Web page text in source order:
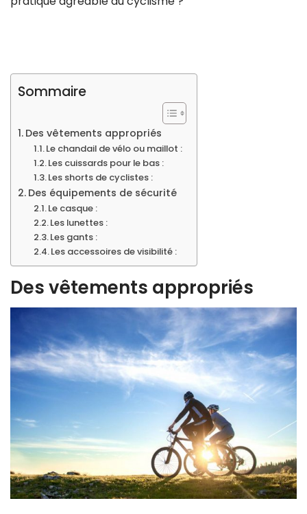
Sommaire
Des vêtements appropriés
Le chandail de vélo ou maillot :
Les cuissards pour le bas :
Les shorts de cyclistes :
Des équipements de sécurité
Le casque :
Les lunettes :
Les gants :
Les accessoires de visibilité :
Des vêtements appropriés